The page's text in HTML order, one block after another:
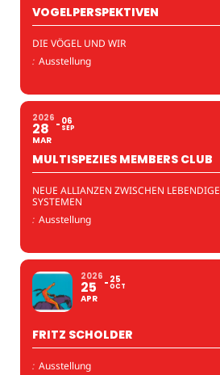
VOGELPERSPEKTIVEN
DIE VÖGEL UND WIR
: Ausstellung
2026
28
MAR
06
SEP
MULTISPEZIES MEMBERS CLUB
NEUE ALLIANZEN ZWISCHEN
SYSTEMEN
: Ausstellung
2026
25
APR
25
OCT
FRITZ SCHOLDER
: Ausstellung